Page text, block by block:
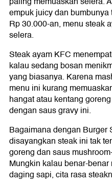
empuk juicy dan
Rp 30.000-an, menu steak
selera.
Steak ayam KFC
kalau sedang bosan
yang biasanya. Karena
menu ini kurang
hangat atau kentang
dengan saus gravy ini.
Bagaimana dengan Burger
disayangkan steak ini tak
goreng dan saus
Mungkin kalau benar-
daging sapi, cita rasa